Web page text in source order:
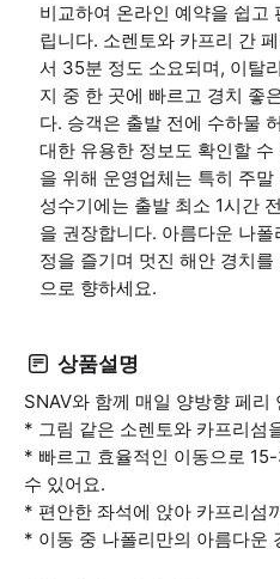
비교하여 온라인 예약을 쉽고
립니다. 소렌토와 카프리 간
서 35분 정도 소요되며, 이탈
지 중 한 곳에 빠르고 경치 좋
다. 승객은 출발 전에 수하물
대한 유용한 정보도 확인할
을 위해 운영업체는 특히 주
성수기에는 출발 최소 1시간
을 권장합니다. 아름다운 나
정을 즐기며 멋진 해안 경치
으로 향하세요.
상품설명
SNAV와 함께 매일 양방향 페리
* 그림 같은 소렌토와 카프리섬
* 빠르고 효율적인 이동으로
수 있어요.
* 편안한 좌석에 앉아 카프리섬
* 이동 중 나폴리만의 아름다운